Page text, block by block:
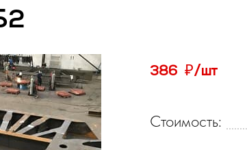
386 ₽/шт
Стоимость: